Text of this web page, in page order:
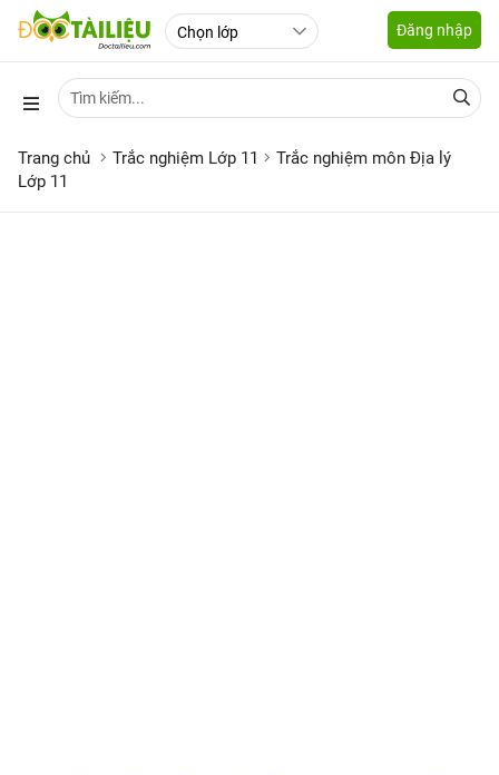
Đăng nhập
Trang chủ Trắc nghiệm Lớp 11
Trắc nghiệm môn Địa lý
Lớp 11